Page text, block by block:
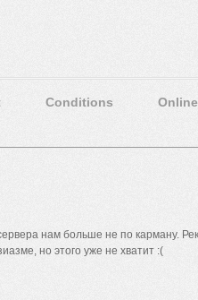
Conditions
нам больше не по карману.
но этого уже не хватит :(